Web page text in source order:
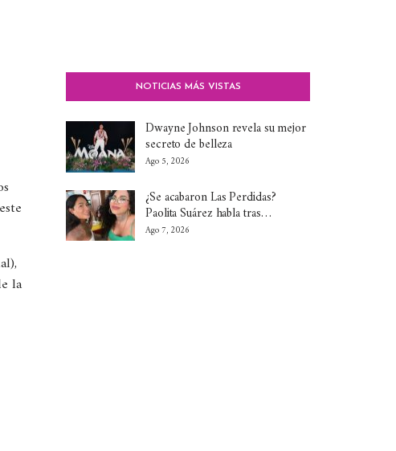
la
NOTICIAS MÁS VISTAS
Dwayne Johnson revela su mejor
secreto de belleza
Ago 5, 2026
¿Se acabaron Las Perdidas?
Paolita Suárez habla tras…
Ago 7, 2026